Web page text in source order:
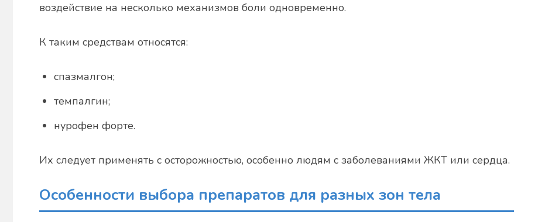
воздействие на несколько механизмов боли одновременно.
К таким средствам относятся:
спазмалгон;
темпалгин;
нурофен форте.
Их следует применять с осторожностью, особенно людям с заболеваниями ЖКТ или сердца.
Особенности выбора препаратов для разных зон тела